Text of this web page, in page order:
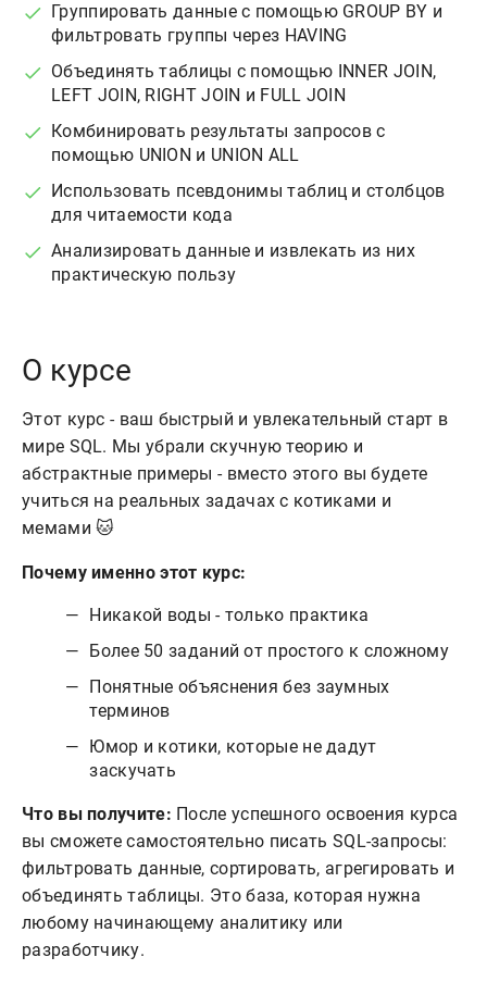
Группировать данные с помощью GROUP BY и
фильтровать группы через HAVING
Объединять таблицы с помощью INNER JOIN,
LEFT JOIN, RIGHT JOIN и FULL JOIN
Комбинировать результаты запросов с
помощью UNION и UNION ALL
Использовать псевдонимы таблиц и столбцов
для читаемости кода
Анализировать данные и извлекать из них
практическую пользу
О курсе
Этот курс - ваш быстрый и увлекательный старт в
мире SQL. Мы убрали скучную теорию и
абстрактные примеры - вместо этого вы будете
учиться на реальных задачах с котиками и
мемами 🐱
Почему именно этот курс:
Никакой воды - только практика
Более 50 заданий от простого к сложному
Понятные объяснения без заумных
терминов
Юмор и котики, которые не дадут
заскучать
Что вы получите: После успешного освоения курса
вы сможете самостоятельно писать SQL-запросы:
фильтровать данные, сортировать, агрегировать и
объединять таблицы. Это база, которая нужна
любому начинающему аналитику или
разработчику.